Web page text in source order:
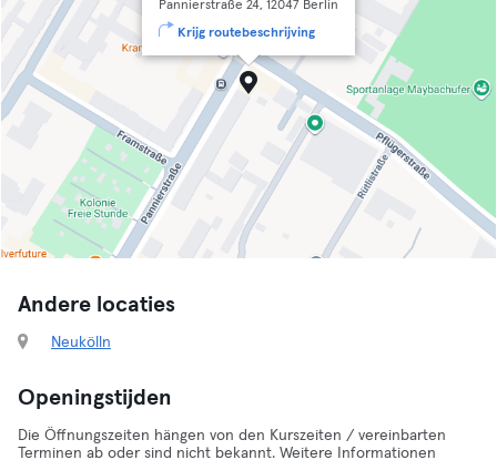
Pannierstraße 24, 12047 Berlin
Krijg routebeschrijving
Andere locaties
Neukölln
Openingstijden
Die Öffnungszeiten hängen von den Kurszeiten / vereinbarten
Terminen ab oder sind nicht bekannt. Weitere Informationen